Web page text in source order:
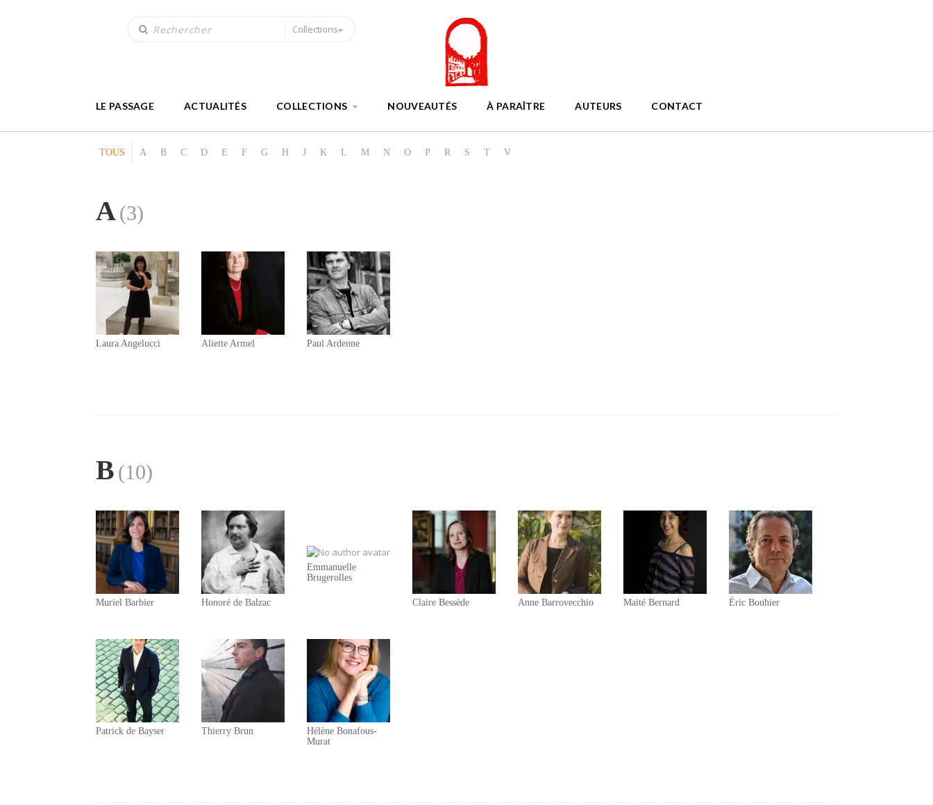
Collections
LE PASSAGE ACTUALITÉS COLLECTIONS NOUVEAUTÉS À PARAÎTRE AUTEURS CONTACT
TOUS A B C D E F G H J K L M N O P R S T V
A(3)
Laura Angelucci Aliette Armel Paul Ardenne
B (10)
Muriel Barbier Honoré de Balzac
Emmanuelle
Brugerolles
Claire Bessède Anne Barrovecchio Maïté Bernard Éric Bouhier
Patrick de Bayser Thierry Brun
Hélène Bonafous-
Murat